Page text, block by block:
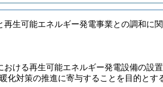
再生可能エネルギー発電事業との調和に
おける再生可能エネルギー発電設備の設
化対策の推進に寄与することを目的とす